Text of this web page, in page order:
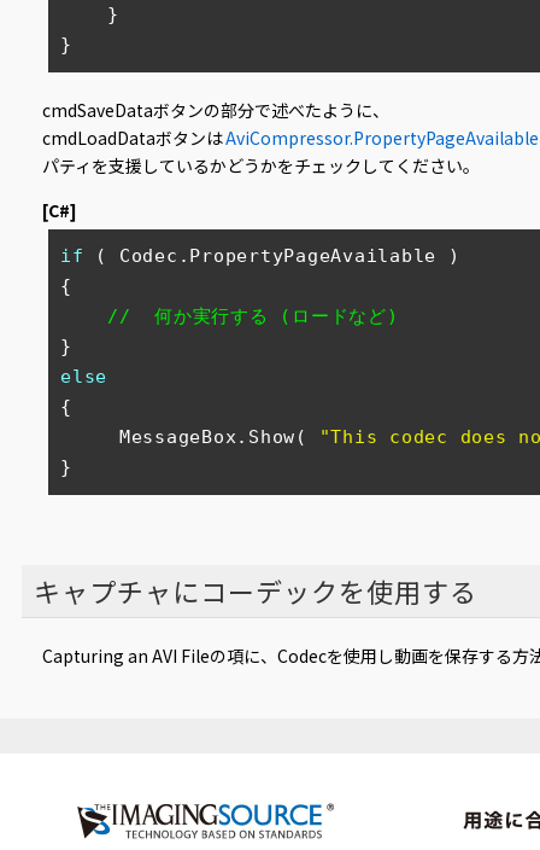
}
cmdSaveDataボタンの部分で述べたように、
cmdLoadDataボタンはAviCompressor.PropertyPageAvailable
パティを支援しているかどうかをチェックしてください。
[C#]
if ( Codec.PropertyPageAvailable )
{
//  何か実行する (ロードなど)
else
{
     MessageBox.Show(
"This codec does
}
キャプチャにコーデックを使用する
Capturing an AVI Fileの項に、Codecを使用し動画を保存する方